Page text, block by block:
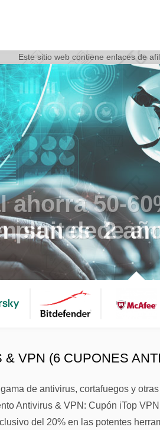
Este sitio web contiene enlaces de
plan de 2
& VPN (6 CUPONES
de antivirus, cortafuegos y
Antivirus & VPN: Cupón iTop
del 20% en las potentes